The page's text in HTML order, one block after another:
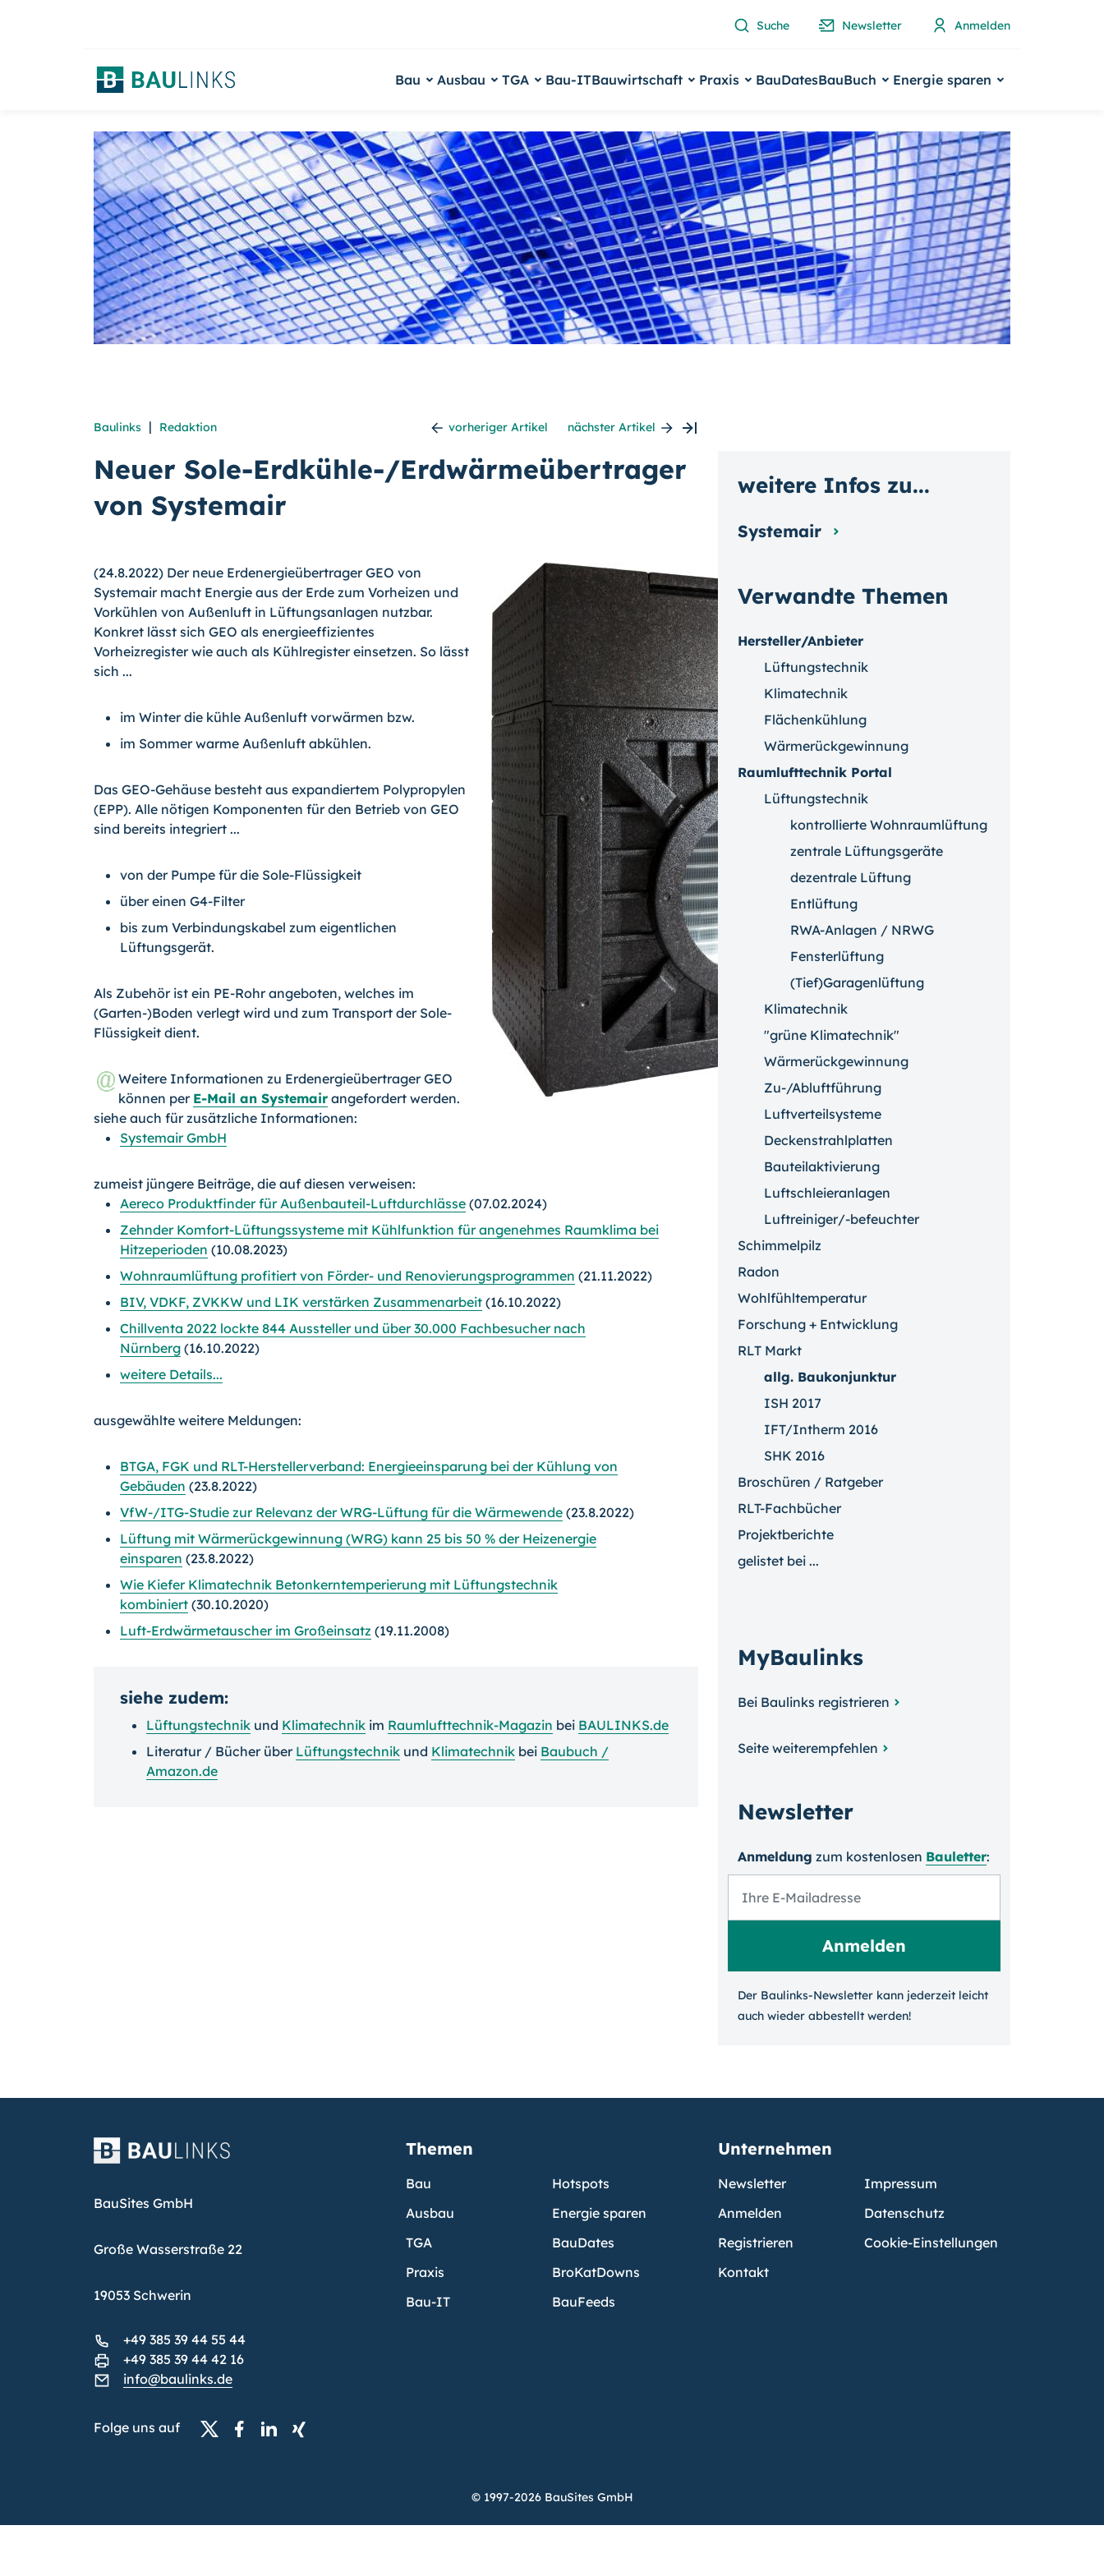
Suche Newsletter Anmelden
Bau Ausbau TGA Bau-ITBauwirtschaft Praxis BauDatesBauBuch Energie sparen
Baulinks | Redaktion vorheriger Artikel nächster Artikel
Neuer Sole-Erdkühle-/Erdwärmeübertrager
von Systemair
(24.8.2022) Der neue Erdenergieübertrager GEO von
Systemair macht Energie aus der Erde zum Vorheizen und
Vorkühlen von Außenluft in Lüftungsanlagen nutzbar.
Konkret lässt sich GEO als energieeffizientes
Vorheizregister wie auch als Kühlregister einsetzen. So lässt
sich ...
im Winter die kühle Außenluft vorwärmen bzw.
im Sommer warme Außenluft abkühlen.
Das GEO-Gehäuse besteht aus expandiertem Polypropylen
(EPP). Alle nötigen Komponenten für den Betrieb von GEO
sind bereits integriert ...
von der Pumpe für die Sole-Flüssigkeit
über einen G4-Filter
bis zum Verbindungskabel zum eigentlichen
Lüftungsgerät.
Als Zubehör ist ein PE-Rohr angeboten, welches im
(Garten-)Boden verlegt wird und zum Transport der Sole-
Flüssigkeit dient.
Weitere Informationen zu Erdenergieübertrager GEO
können per E-Mail an Systemair angefordert werden.
siehe auch für zusätzliche Informationen:
Systemair GmbH
zumeist jüngere Beiträge, die auf diesen verweisen:
Aereco Produktfinder für Außenbauteil-Luftdurchlässe (07.02.2024)
Zehnder Komfort-Lüftungssysteme mit Kühlfunktion für angenehmes Raumklima bei
Hitzeperioden (10.08.2023)
Wohnraumlüftung profitiert von Förder- und Renovierungsprogrammen (21.11.2022)
BIV, VDKF, ZVKKW und LIK verstärken Zusammenarbeit (16.10.2022)
Chillventa 2022 lockte 844 Aussteller und über 30.000 Fachbesucher nach
Nürnberg (16.10.2022)
weitere Details...
ausgewählte weitere Meldungen:
BTGA, FGK und RLT-Herstellerverband: Energieeinsparung bei der Kühlung von
Gebäuden (23.8.2022)
VfW-/ITG-Studie zur Relevanz der WRG-Lüftung für die Wärmewende (23.8.2022)
Lüftung mit Wärmerückgewinnung (WRG) kann 25 bis 50 % der Heizenergie
einsparen (23.8.2022)
Wie Kiefer Klimatechnik Betonkerntemperierung mit Lüftungstechnik
kombiniert (30.10.2020)
Luft-Erdwärmetauscher im Großeinsatz (19.11.2008)
siehe zudem:
Lüftungstechnik und Klimatechnik im Raumlufttechnik-Magazin bei BAULINKS.de
Literatur / Bücher über Lüftungstechnik und Klimatechnik bei Baubuch /
Amazon.de
Verwandte Themen
Hersteller/Anbieter
Lüftungstechnik
Klimatechnik
Flächenkühlung
Wärmerückgewinnung
Raumlufttechnik Portal
Lüftungstechnik
kontrollierte Wohnraumlüftung
zentrale Lüftungsgeräte
dezentrale Lüftung
Entlüftung
RWA-Anlagen / NRWG
Fensterlüftung
(Tief)Garagenlüftung
Klimatechnik
"grüne Klimatechnik"
Wärmerückgewinnung
Zu-/Abluftführung
Luftverteilsysteme
Deckenstrahlplatten
Bauteilaktivierung
Luftschleieranlagen
Luftreiniger/-befeuchter
Schimmelpilz
Radon
Wohlfühltemperatur
Forschung + Entwicklung
RLT Markt
allg. Baukonjunktur
ISH 2017
IFT/Intherm 2016
SHK 2016
Broschüren / Ratgeber
RLT-Fachbücher
Projektberichte
gelistet bei ...
MyBaulinks
Bei Baulinks registrieren
Seite weiterempfehlen
Newsletter
Anmeldung zum kosten­losen Bauletter:
Der Baulinks-Newsletter kann jeder­zeit leicht
auch wieder ab­bestellt werden!
weitere Infos zu...
Systemair
BauSites GmbH
Große Wasserstraße 22
19053 Schwerin
+49 385 39 44 55 44
+49 385 39 44 42 16
info@baulinks.de
Folge uns auf
Themen
Bau
Ausbau
TGA
Praxis
Bau-IT
Hotspots
Energie sparen
BauDates
BroKatDowns
BauFeeds
Unternehmen
Newsletter
Anmelden
Registrieren
Kontakt
Impressum
Datenschutz
Cookie-Einstellungen
© 1997-2026 BauSites GmbH